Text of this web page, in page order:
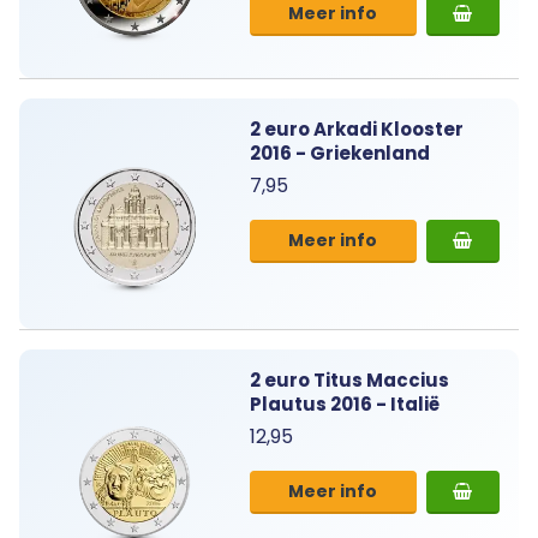
Meer info
2 euro Arkadi Klooster
2016 - Griekenland
7,95
Meer info
2 euro Titus Maccius
Plautus 2016 - Italië
12,95
Meer info